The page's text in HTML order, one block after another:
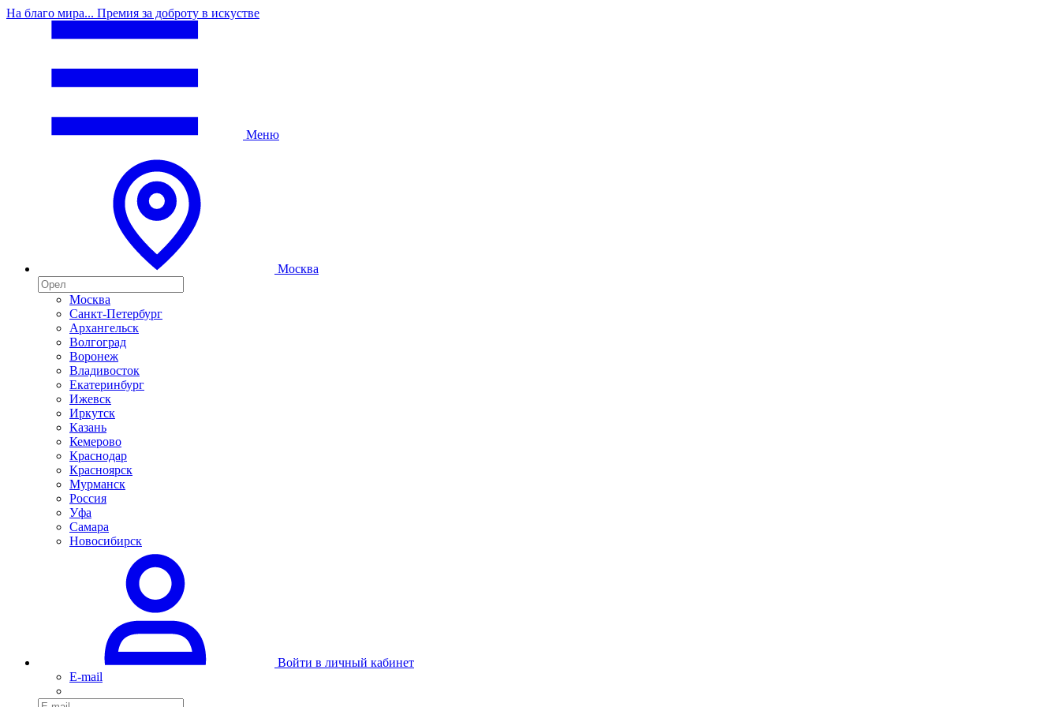
На благо мира... Премия за доброту в искустве
Меню
Москва
Москва
Санкт-Петербург
Архангельск
Волгоград
Воронеж
Владивосток
Екатеринбург
Ижевск
Иркутск
Казань
Кемерово
Краснодар
Красноярск
Мурманск
Россия
Уфа
Самара
Новосибирск
Войти в личный кабинет
E-mail